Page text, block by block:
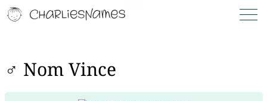
♂ Nom Vince